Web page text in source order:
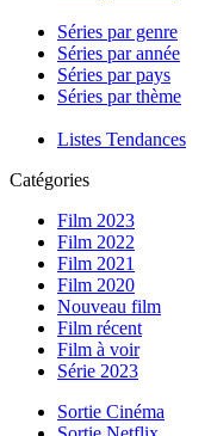
Séries par genre
Séries par année
Séries par pays
Séries par thème
Listes Tendances
Catégories
Film 2023
Film 2022
Film 2021
Film 2020
Nouveau film
Film récent
Film à voir
Série 2023
Sortie Cinéma